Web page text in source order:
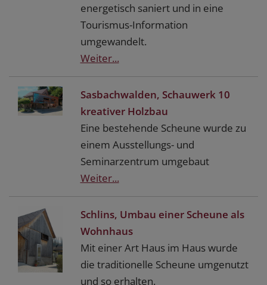
energetisch saniert und in eine
Tourismus-Information
umgewandelt.
Weiter...
Sasbachwalden, Schauwerk 10
kreativer Holzbau
Eine bestehende Scheune wurde zu
einem Ausstellungs- und
Seminarzentrum umgebaut
Weiter...
Schlins, Umbau einer Scheune als
Wohnhaus
Mit einer Art Haus im Haus wurde
die traditionelle Scheune umgenutzt
und so erhalten.